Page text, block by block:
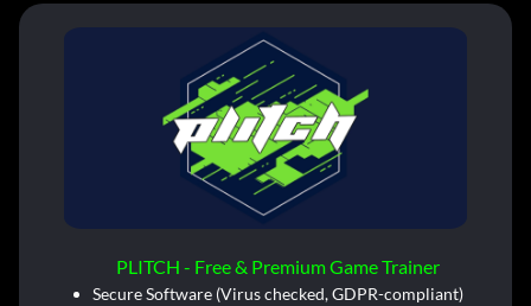
PLITCH - Free & Premium Game Trainer
Secure Software (Virus checked, GDPR-compliant)